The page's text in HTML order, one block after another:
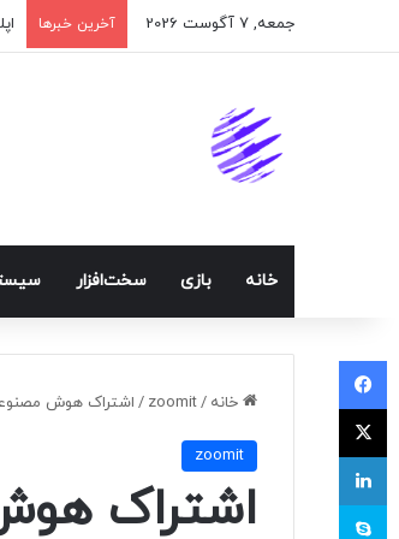
جمعه, 7 آگوست 2026 آخرین خبرها
خانه بازی سخت‌افزار
خانه /
zoomit
/ اشتراک هوش
zoomit
اشتراک
فیسبوک